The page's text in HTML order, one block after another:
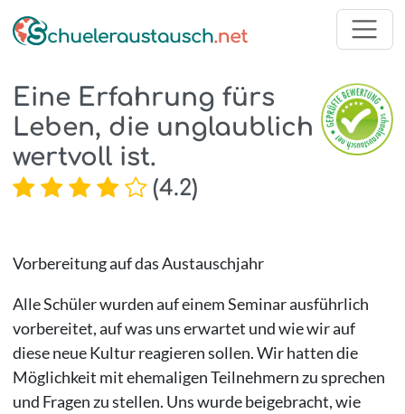
Eine Erfahrung fürs
Leben, die unglaublich
wertvoll ist.
(4.2)
Vorbereitung auf das Austauschjahr
Alle Schüler wurden auf einem Seminar ausführlich
vorbereitet, auf was uns erwartet und wie wir auf
diese neue Kultur reagieren sollen. Wir hatten die
Möglichkeit mit ehemaligen Teilnehmern zu sprechen
und Fragen zu stellen. Uns wurde beigebracht, wie